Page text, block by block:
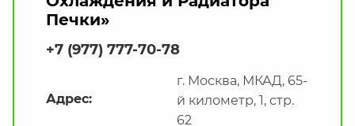
Печки»
+7 (977) 777-70-78
Адрес:
г. Москва, МКАД, 65-
й километр, 1, стр.
62